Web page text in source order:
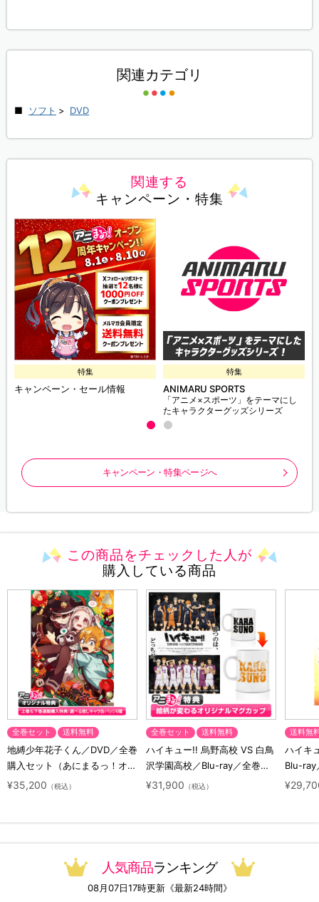
関連カテゴリ
ソフト > DVD
関連する
キャンペーン・特集
特集
キャンペーン・セール情報
特集
ANIMARU SPORTS
「アニメ×スポーツ」をテーマにし
たキャラクターグッズシリーズ
キャンペーン・特集ページへ
この商品をチェックした人が
購入している商品
全巻セット 送料無料
地縛少年花子くん／DVD／全巻
購入セット（あにまるっ！オリ
ジナル特典付き・送料無料）
¥35,200 （税込）
全巻セット 送料無料
ハイキュー!! 烏野高校 VS 白鳥
沢学園高校／Blu-ray／全巻セ
ット（初回生産限定・アニまる
¥31,900 （税込）
送料無
ハイキ
Blu-ray
ト（初
人気商品ランキング
08月07日17時更新《最新24時間》